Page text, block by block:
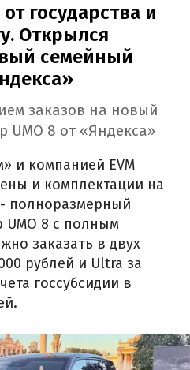
государства и
Открылся
семейный
заказов на новый
UMO 8 от «Яндекса»
и компанией EVM
и комплектации на
полноразмерный
UMO 8 с полным
заказать в двух
рублей и Ultra за
госсубсидии в